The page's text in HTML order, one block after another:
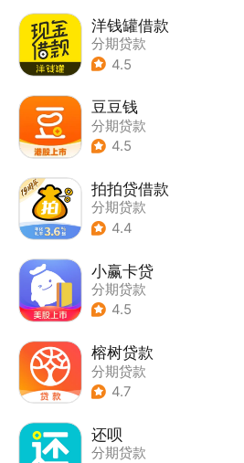
洋钱罐借款
分期贷款
4.5
豆豆钱
分期贷款
4.5
拍拍贷借款
分期贷款
4.4
小赢卡贷
分期贷款
4.5
榕树贷款
分期贷款
4.7
还呗
分期贷款